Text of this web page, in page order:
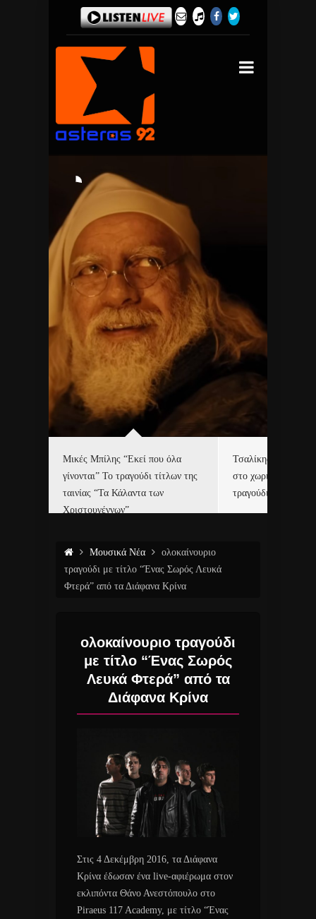
Μικές Μπίλης “Εκεί που όλα
γίνονται” Το τραγούδι τίτλων της
ταινίας “Τα Κάλαντα των
Χριστουγέννων”
Τσαλίκης,
στο χωριό του Άι
τραγούδι και video
Μουσικά Νέα
ολοκαίνουριο
τραγούδι με τίτλο “Ένας Σωρός Λευκά
Φτερά” από τα Διάφανα Κρίνα
ολοκαίνουριο τραγούδι
με τίτλο “Ένας Σωρός
Λευκά Φτερά” από τα
Διάφανα Κρίνα
Στις 4 Δεκέμβρη 2016, τα Διάφανα
Κρίνα έδωσαν ένα live-αφιέρωμα στον
εκλιπόντα Θάνο Ανεστόπουλο στο
Piraeus 117 Academy, με τίτλο “Ένας